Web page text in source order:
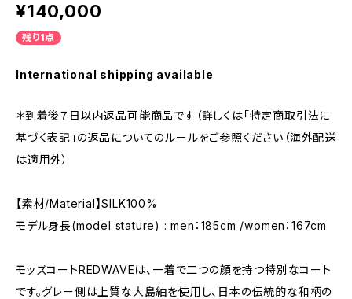
¥140,000
残り1点
International shipping available
＊到着後７日以内返品可能商品です（詳しくは「特定商取引法に
基づく表記」の返品についてのルールをご参照ください（海外配送
は適用外）
【素材/Material】SILK100%
モデル身長(model stature) : men：185cm /women：167cm
モッズコートREDWAVEは、一着で二つの顔を持つ特別なコート
です。グレー側は上質な大島紬を使用し、日本の伝統的な和柄の